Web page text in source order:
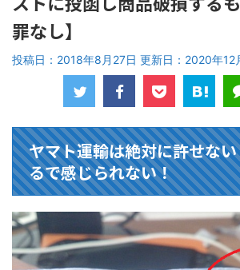
罪なし】
投稿日：2018年8月27日 更新日： 2020年12
ヤマト運輸は絶対に許せな
るで感じられない！